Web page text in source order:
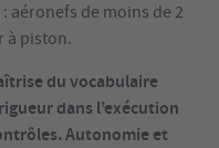
aéronefs de moins de 2
à piston.
du vocabulaire
dans l’exécution
Autonomie et